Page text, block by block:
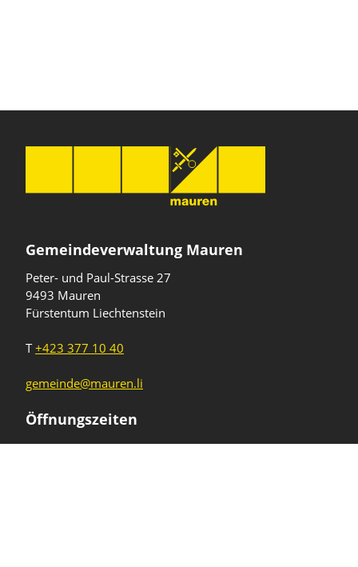
Gemeindeverwaltung Mauren
Peter- und Paul-Strasse 27
9493 Mauren
Fürstentum Liechtenstein
T+423 377 10 40
gemeinde@mauren.li
Öffnungszeiten
WochentageUhrzeiten